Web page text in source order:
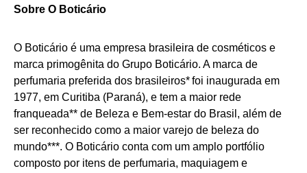
Sobre O Boticário
O Boticário é uma empresa brasileira de cosméticos e
marca primogênita do Grupo Boticário. A marca de
perfumaria preferida dos brasileiros* foi inaugurada em
1977, em Curitiba (Paraná), e tem a maior rede
franqueada** de Beleza e Bem-estar do Brasil, além de
ser reconhecido como a maior varejo de beleza do
mundo***. O Boticário conta com um amplo portfólio
composto por itens de perfumaria, maquiagem e